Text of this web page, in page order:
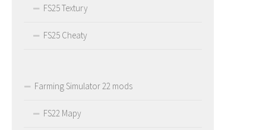
FS25 Textury
FS25 Cheaty
Farming Simulator 22 mods
FS22 Mapy